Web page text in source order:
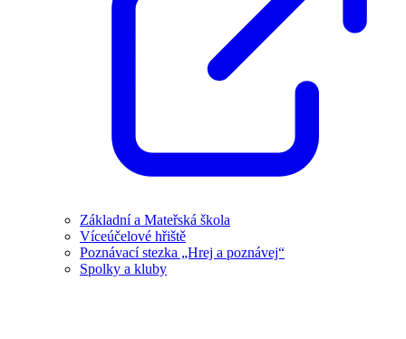
Základní a Mateřská škola
Víceúčelové hřiště
Poznávací stezka „Hrej a poznávej“
Spolky a kluby